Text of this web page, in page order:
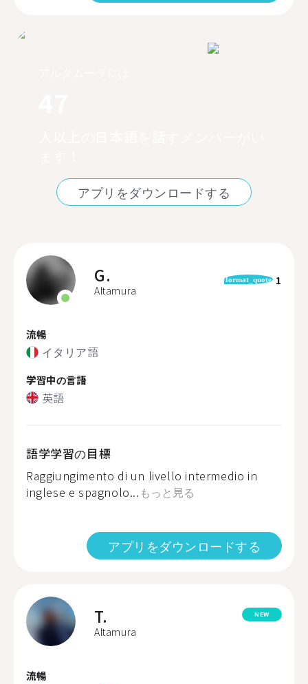
アプリをダウンロードする
G.
Altamura
format_quote 1
流暢
イタリア語
学習中の言語
英語
語学学習の目標
Raggiungimento di un livello intermedio in
inglese e spagnolo... もっと見る
アプリをダウンロードする
T.
Altamura
NEW
流暢